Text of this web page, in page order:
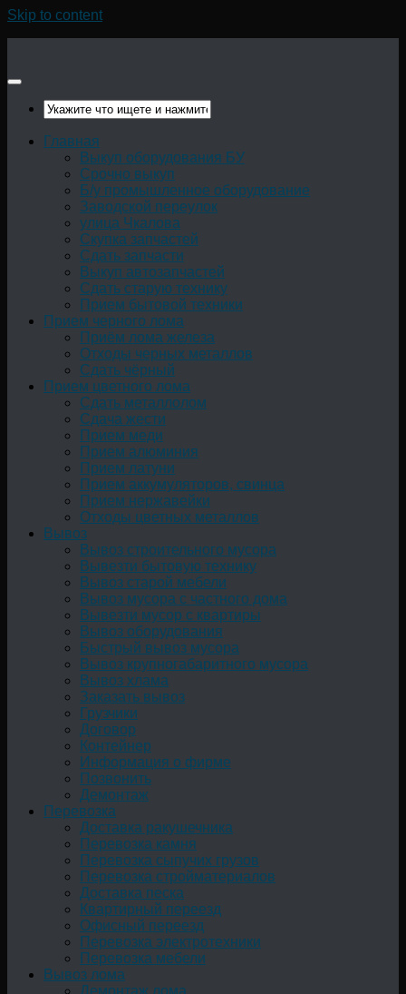
Skip to content
Главная
Выкуп оборудования БУ
Срочно выкуп
Б/у промышленное оборудование
Заводской переулок
улица Чкалова
Скупка запчастей
Сдать запчасти
Выкуп автозапчастей
Сдать старую технику
Прием бытовой техники
Прием черного лома
Приём лома железа
Отходы черных металлов
Сдать чёрный
Прием цветного лома
Сдать металлолом
Сдача жести
Прием меди
Прием алюминия
Прием латуни
Прием аккумуляторов, свинца
Прием нержавейки
Отходы цветных металлов
Вывоз
Вывоз строительного мусора
Вывезти бытовую технику
Вывоз старой мебели
Вывоз мусора с частного дома
Вывезти мусор с квартиры
Вывоз оборудования
Быстрый вывоз мусора
Вывоз крупногабаритного мусора
Вывоз хлама
Заказать вывоз
Грузчики
Договор
Контейнер
Информация о фирме
Позвонить
Демонтаж
Перевозка
Доставка ракушечника
Перевозка камня
Перевозка сыпучих грузов
Перевозка стройматериалов
Доставка песка
Квартирный переезд
Офисный переезд
Перевозка электротехники
Перевозка мебели
Вывоз лома
Демонтаж лома